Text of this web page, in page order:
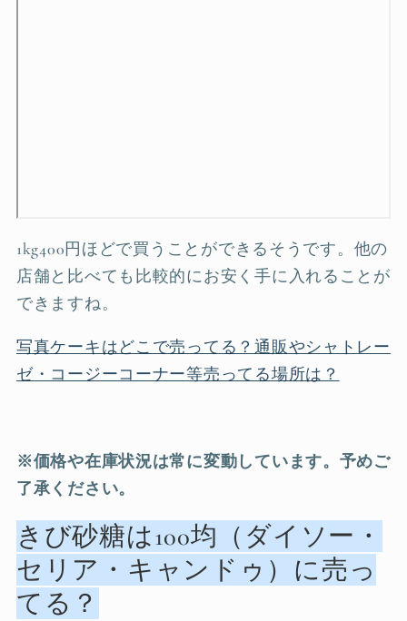
1kg400円ほどで買うことができるそうです。他の
店舗と比べても比較的にお安く手に入れることが
できますね。
写真ケーキはどこで売ってる？通販やシャトレー
ゼ・コージーコーナー等売ってる場所は？
※価格や在庫状況は常に変動しています。予めご
了承ください。
きび砂糖は100均（ダイソー・
セリア・キャンドゥ）に売っ
てる？